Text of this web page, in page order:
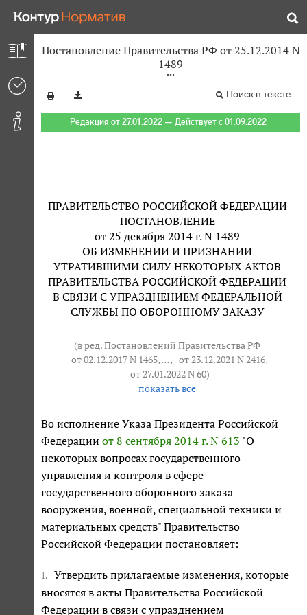
Постановление Правительства РФ от 25.12.2014 N
1489
Поиск в тексте
Редакция от 27.01.2022 — Действует с 01.09.2022
ПРАВИТЕЛЬСТВО РОССИЙСКОЙ ФЕДЕРАЦИИ
ПОСТАНОВЛЕНИЕ
от 25 декабря 2014 г. N 1489
ОБ ИЗМЕНЕНИИ И ПРИЗНАНИИ
УТРАТИВШИМИ СИЛУ НЕКОТОРЫХ АКТОВ
ПРАВИТЕЛЬСТВА РОССИЙСКОЙ ФЕДЕРАЦИИ
В СВЯЗИ С УПРАЗДНЕНИЕМ ФЕДЕРАЛЬНОЙ
СЛУЖБЫ ПО ОБОРОННОМУ ЗАКАЗУ
(в ред. Постановлений Правительства РФ
от 02.12.2017 N 1465, … , от 23.12.2021 N 2416,
от 27.01.2022 N 60)
показать все
Во исполнение Указа Президента Российской
Федерации от 8 сентября 2014 г. N 613 "О
некоторых вопросах государственного
управления и контроля в сфере
государственного оборонного заказа
вооружения, военной, специальной техники и
материальных средств" Правительство
Российской Федерации постановляет:
1.
Утвердить прилагаемые изменения, которые
вносятся в акты Правительства Российской
Федерации в связи с упразднением